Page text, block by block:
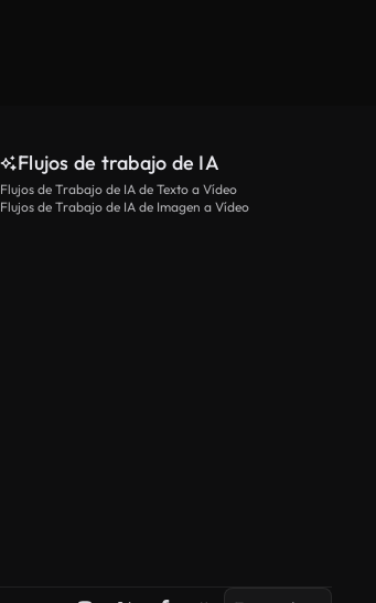
Flujos de trabajo de IA
Flujos de Trabajo de IA de Texto a Vídeo
Flujos de Trabajo de IA de Imagen a Vídeo